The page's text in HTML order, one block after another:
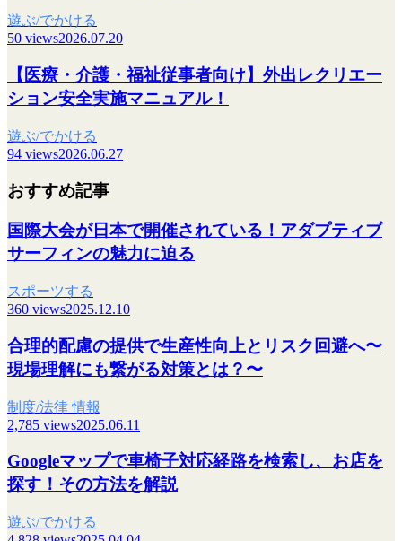
遊ぶ/でかける
50 views2026.07.20
【医療・介護・福祉従事者向け】外出レクリエー
ション安全実施マニュアル！
遊ぶ/でかける
94 views2026.06.27
おすすめ記事
国際大会が日本で開催されている！アダプティブ
サーフィンの魅力に迫る
スポーツする
360 views2025.12.10
合理的配慮の提供で生産性向上とリスク回避へ〜
現場理解にも繋がる対策とは？〜
制度/法律 情報
2,785 views2025.06.11
Googleマップで車椅子対応経路を検索し、お店を
探す！その方法を解説
遊ぶ/でかける